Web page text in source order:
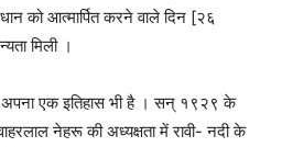
को आत्मार्पित करने वाले दिन [२६
मिली ।
अपना एक इतिहास भी है । सन्‌ १९२९ के
नेहरू की अध्यक्षता में रावी- नदी के